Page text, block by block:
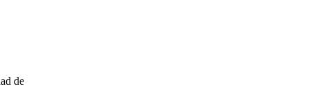
de